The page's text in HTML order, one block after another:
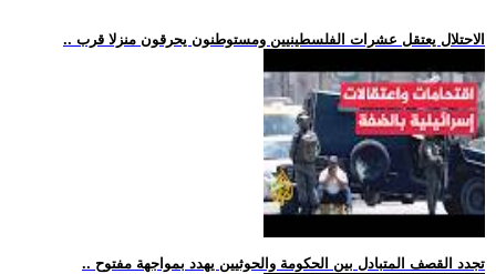
.. الاحتلال يعتقل عشرات الفلسطينيين ومستوطنون يحرقون منزلا قرب
.. تجدد القصف المتبادل بين الحكومة والحوثيين يهدد بمواجهة مفتوح